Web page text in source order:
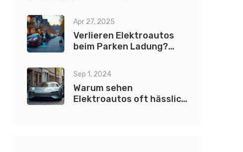
Apr 27, 2025
Verlieren Elektroautos
beim Parken Ladung?
praktische Tipps
Sep 1, 2024
Warum sehen
Elektroautos oft hässlich